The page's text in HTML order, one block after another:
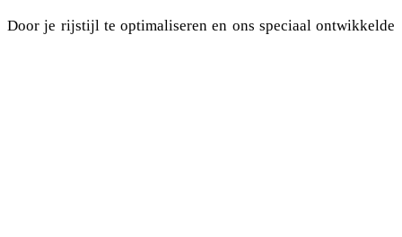
Door je rijstijl te optimaliseren en ons speciaal ontwikkelde